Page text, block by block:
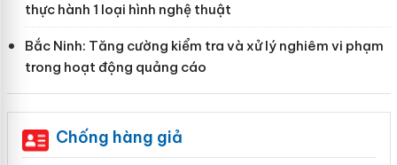
thực hành 1 loại hình nghệ thuật
Bắc Ninh: Tăng cường kiểm tra và xử lý nghiêm vi phạm
trong hoạt động quảng cáo
Chống hàng giả